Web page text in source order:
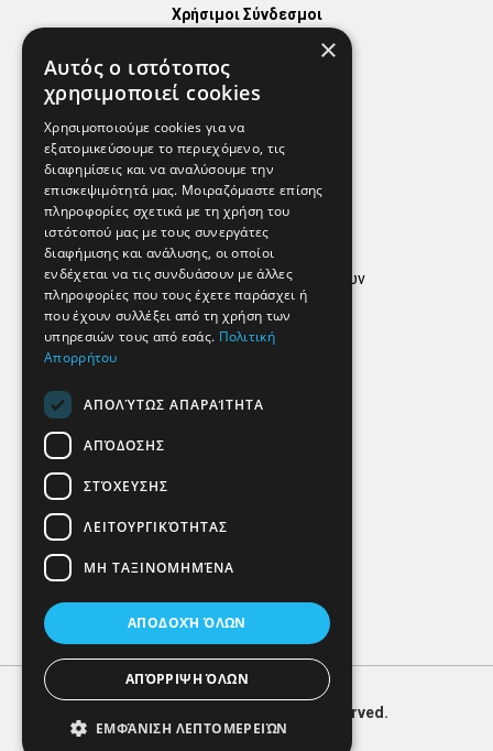
Χρήσιμοι Σύνδεσμοι
Χρήσιμα Τηλέφωνα
Εφημερεύοντα Φαρμακεία
Απόρρητο
Όροι Χρήσης
Πολιτική προστασίας δεδομένων
Findhere
Social Media
HERE. All Rights Reserved.
×
Αυτός ο ιστότοπος
χρησιμοποιεί cookies
Χρησιμοποιούμε cookies για να
εξατομικεύσουμε το περιεχόμενο, τις
διαφημίσεις και να αναλύσουμε την
επισκεψιμότητά μας. Μοιραζόμαστε επίσης
πληροφορίες σχετικά με τη χρήση του
ιστότοπού μας με τους συνεργάτες
διαφήμισης και ανάλυσης, οι οποίοι
ενδέχεται να τις συνδυάσουν με άλλες
πληροφορίες που τους έχετε παράσχει ή
που έχουν συλλέξει από τη χρήση των
υπηρεσιών τους από εσάς. Πολιτική
Απορρήτου
ΑΠΟΛΎΤΩΣ ΑΠΑΡΑΊΤΗΤΑ
ΑΠΌΔΟΣΗΣ
ΣΤΌΧΕΥΣΗΣ
ΛΕΙΤΟΥΡΓΙΚΌΤΗΤΑΣ
ΜΗ ΤΑΞΙΝΟΜΗΜΈΝΑ
ΑΠΟΔΟΧΉ ΌΛΩΝ
ΑΠΌΡΡΙΨΗ ΌΛΩΝ
ΕΜΦΆΝΙΣΗ ΛΕΠΤΟΜΕΡΕΙΏΝ